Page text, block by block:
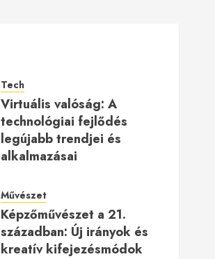
Tech
Virtuális valóság: A
technológiai fejlődés
legújabb trendjei és
alkalmazásai
Művészet
Képzőművészet a 21.
században: Új irányok és
kreatív kifejezésmódok